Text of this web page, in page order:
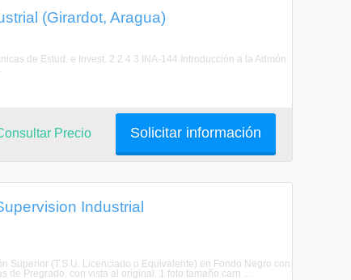
(Girardot, Aragua)
de Estud. e Invest. 2 2 4 3 INA-144 Introducción a la Admón
Solicitar información
Precio
Industrial
Superior (T.S.U. Licenciado o Equivalente) en Fondo Negro con
de Pregrado, con vista al original. 1 foto tamaño carn ...